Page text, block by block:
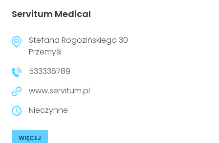
Servitum Medical
Stefana Rogozińskiego 30
Przemyśl
533336789
www.servitum.pl
Nieczynne
WIĘCEJ